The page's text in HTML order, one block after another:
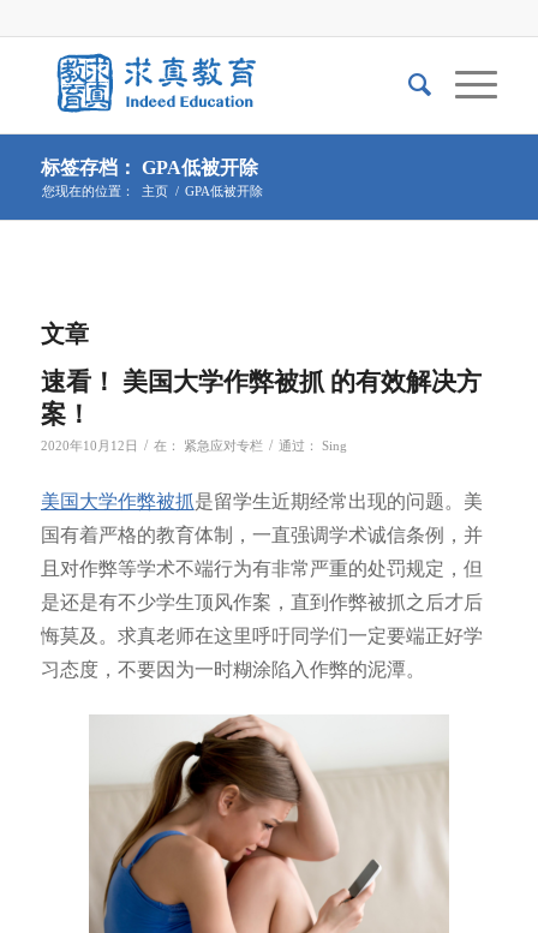
标签存档： GPA低被开除
您现在的位置： 主页 / GPA低被开除
文章
速看！ 美国大学作弊被抓 的有效解决方
案！
2020年10月12日 / 在： 紧急应对专栏 / 通过： Sing
美国大学作弊被抓是留学生近期经常出现的问题。美
国有着严格的教育体制，一直强调学术诚信条例，并
且对作弊等学术不端行为有非常严重的处罚规定，但
是还是有不少学生顶风作案，直到作弊被抓之后才后
悔莫及。求真老师在这里呼吁同学们一定要端正好学
习态度，不要因为一时糊涂陷入作弊的泥潭。